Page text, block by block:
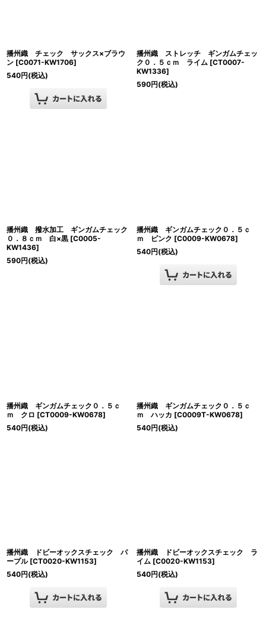
播州織 チェック サックス×ブラウ
ン [C0071-KW1706]
540円(税込)
播州織 ストレッチ ギンガムチェッ
ク０．５ｃｍ ライム [CT0007-
KW1336]
590円(税込)
播州織 撥水加工 ギンガムチェック
０．８ｃｍ 白×黒 [C0005-
KW1436]
590円(税込)
播州織 ギンガムチェック０．５ｃ
ｍ ピンク [C0009-KW0678]
540円(税込)
播州織 ギンガムチェック０．５ｃ
ｍ クロ [CT0009-KW0678]
540円(税込)
播州織 ギンガムチェック０．５ｃ
ｍ ハッカ [C0009T-KW0678]
540円(税込)
播州織 ドビーオックスチェック パ
ープル [CT0020-KW1153]
540円(税込)
播州織 ドビーオックスチェック ラ
イム [C0020-KW1153]
540円(税込)